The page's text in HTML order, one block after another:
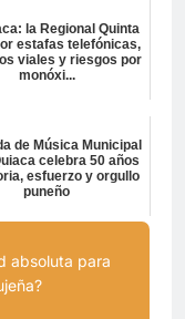
la Regional Quinta
estafas telefónicas,
viales y riesgos por
monóxi...
de Música Municipal
celebra 50 años
esfuerzo y orgullo
puneño
absoluta para